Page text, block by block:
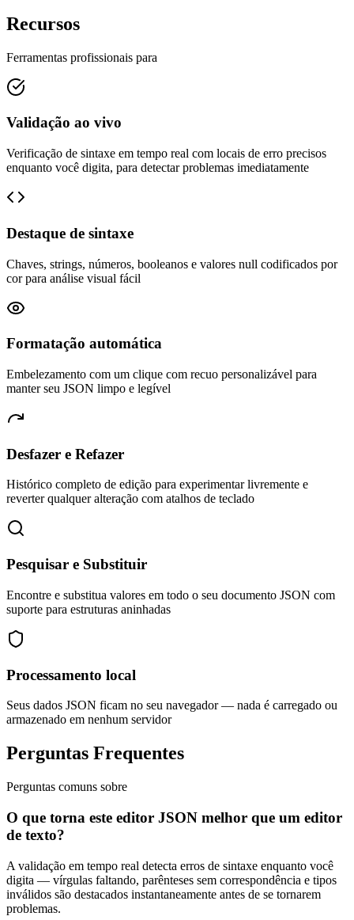
Recursos
Ferramentas profissionais para
Validação ao vivo
Verificação de sintaxe em tempo real com locais de erro precisos
enquanto você digita, para detectar problemas imediatamente
Destaque de sintaxe
Chaves, strings, números, booleanos e valores null codificados por
cor para análise visual fácil
Formatação automática
Embelezamento com um clique com recuo personalizável para
manter seu JSON limpo e legível
Desfazer e Refazer
Histórico completo de edição para experimentar livremente e
reverter qualquer alteração com atalhos de teclado
Pesquisar e Substituir
Encontre e substitua valores em todo o seu documento JSON com
suporte para estruturas aninhadas
Processamento local
Seus dados JSON ficam no seu navegador — nada é carregado ou
armazenado em nenhum servidor
Perguntas Frequentes
Perguntas comuns sobre
O que torna este editor JSON melhor que um editor
de texto?
A validação em tempo real detecta erros de sintaxe enquanto você
digita — vírgulas faltando, parênteses sem correspondência e tipos
inválidos são destacados instantaneamente antes de se tornarem
problemas.